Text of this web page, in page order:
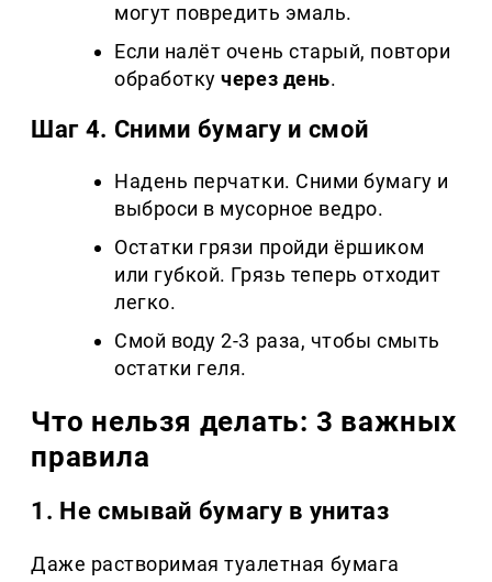
могут повредить эмаль.
Если налёт очень старый, повтори
обработкучерез день.
Шаг 4. Сними бумагу и смой
Надень перчатки. Сними бумагу и
выброси в мусорное ведро.
Остатки грязи пройди ёршиком
или губкой. Грязь теперь отходит
легко.
Смой воду 2-3 раза, чтобы смыть
остатки геля.
Что нельзя делать: 3 важных
правила
1. Не смывай бумагу в унитаз
Даже растворимая туалетная бумага